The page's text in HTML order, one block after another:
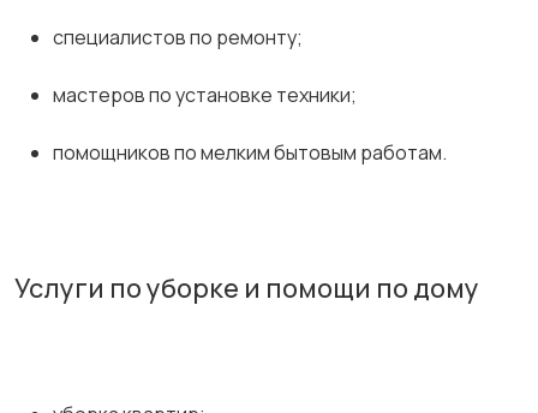
специалистов по ремонту;
мастеров по установке техники;
помощников по мелким бытовым работам.
Услуги по уборке и помощи по дому